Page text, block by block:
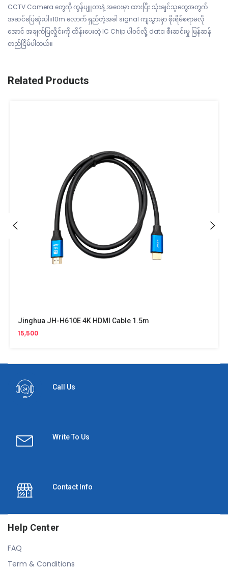
CCTV Camera တွေကို ကွန်ပျူတာနဲ့ အဝေးမှာ ထားပြီး သုံးချင်သူတွေအတွက်
အဆင်ပြေဆုံးပါ။10m လောက် ရှည်တဲ့အခါ signal ကျသွားမှာ စိုးရိမ်စရာမလို
အောင် အချက်ပြလှိုင်းကို ထိန်းပေးတဲ့ IC Chip ပါဝင်လို့ data စီးဆင်းမှု မြန်ဆန်
တည်ငြိမ်ပါတယ်။
Related Products
Jinghua JH-H610E 4K HDMI Cable 1.5m
15,500
Call Us
Write To Us
Contact Info
Help Center
FAQ
Term & Conditions